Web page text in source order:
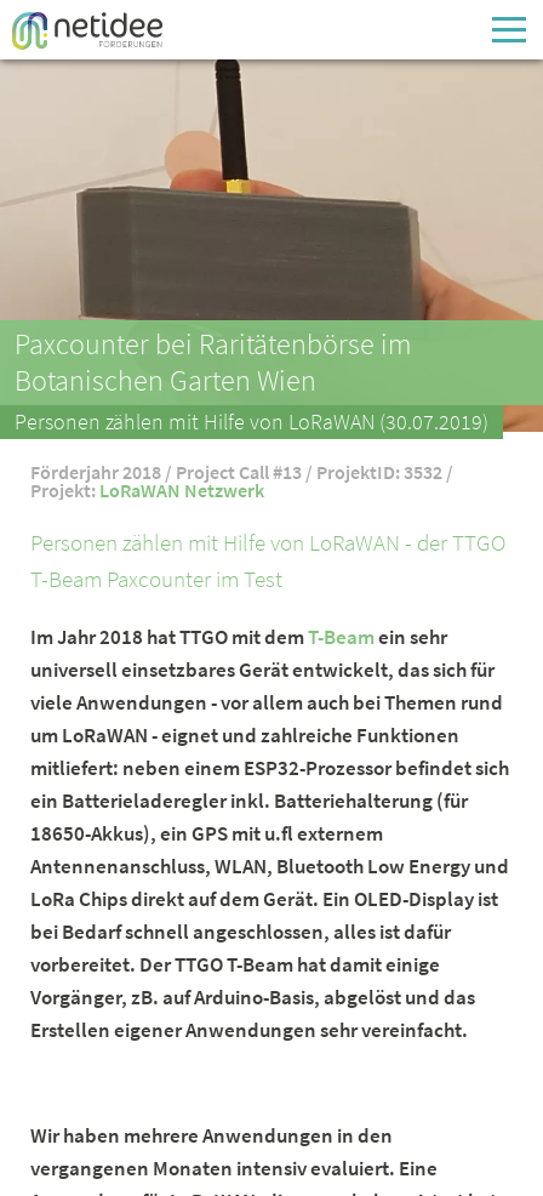
Enter your username or email address
Passwort
Paxcounter bei Raritätenbörse im
Botanischen Garten Wien
Personen zählen mit Hilfe von LoRaWAN (30.07.2019)
Förderjahr 2018 / Project Call #13 / ProjektID: 3532 /
Projekt: LoRaWAN Netzwerk
Personen zählen mit Hilfe von LoRaWAN - der TTGO
T-Beam Paxcounter im Test
Im Jahr 2018 hat TTGO mit demT-Beamein sehr
universell einsetzbares Gerät entwickelt, das sich für
viele Anwendungen - vor allem auch bei Themen rund
um LoRaWAN - eignet und zahlreiche Funktionen
mitliefert: neben einem ESP32-Prozessor befindet sich
ein Batterieladeregler inkl. Batteriehalterung (für
18650-Akkus), ein GPS mit u.fl externem
Antennenanschluss, WLAN, Bluetooth Low Energy und
LoRa Chips direkt auf dem Gerät. Ein OLED-Display ist
bei Bedarf schnell angeschlossen, alles ist dafür
vorbereitet. Der TTGO T-Beam hat damit einige
Vorgänger, zB. auf Arduino-Basis, abgelöst und das
Erstellen eigener Anwendungen sehr vereinfacht.
Wir haben mehrere Anwendungen in den
vergangenen Monaten intensiv evaluiert. Eine